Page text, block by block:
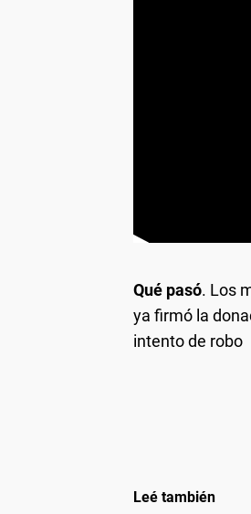
Qué pasó. Los
ya firmó la
intento de robo
Leé también